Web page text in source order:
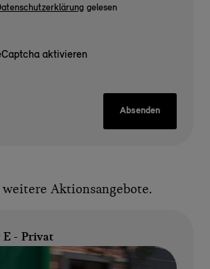
gelesen
aktivieren
Absenden
Aktionsangebote.
E - Privat